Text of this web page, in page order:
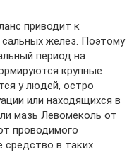
приводит к
желез. Поэтому
период на
крупные
у людей, остро
или находящихся в
мазь Левомеколь от
проводимого
средство в таких